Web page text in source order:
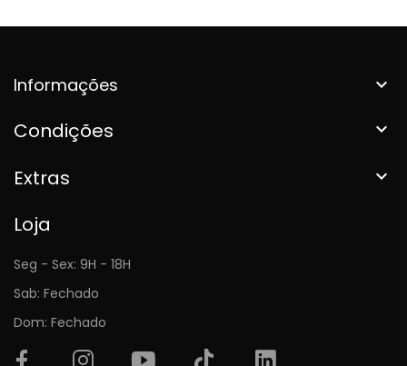
Informações 
Condições 
Extras 
Loja
Seg - Sex: 9H - 18H
Sab: Fechado
Dom: Fechado